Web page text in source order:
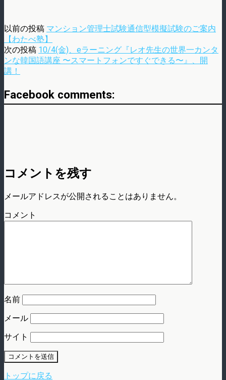
以前の投稿 マンション管理士試験通信型模擬試験のご案内
【わたべ塾】
次の投稿 10/4(金)、eラーニング『レオ先生の世界一カンタ
ンな韓国語講座 〜スマートフォンですぐできる〜』、開
講！
Facebook comments:
コメントを残す
メールアドレスが公開されることはありません。
コメント
名前
メール
サイト
トップに戻る